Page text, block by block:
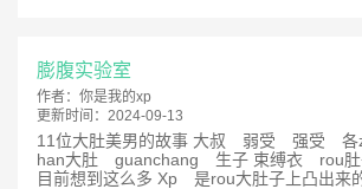
膨腹实验室
作者： 你是我的xp
更新时间： 2024-09-13
11位大肚美男的故事 大叔 弱受 强受
han大肚 guanchang 生子 束缚衣 rou
目前想到这么多 Xp 是rou大肚子上凸出来